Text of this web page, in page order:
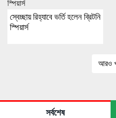
স্বেচ্ছায় রিহ্যাবে ভর্তি হলেন ব্রিটনি
স্পিয়ার্স
আরও
সর্বশেষ